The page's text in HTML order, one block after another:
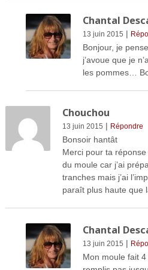
Chantal
13 juin 2015 |
Bonjour, je
j’avoue que je
les pommes…
Chouchou
13 juin 2015 | Répondre
Bonsoir hantât
Merci pour ta
du moule car j’ai
tranches mais j’ai
paraît plus haute que
Chantal
13 juin 2015 |
Mon moule fait